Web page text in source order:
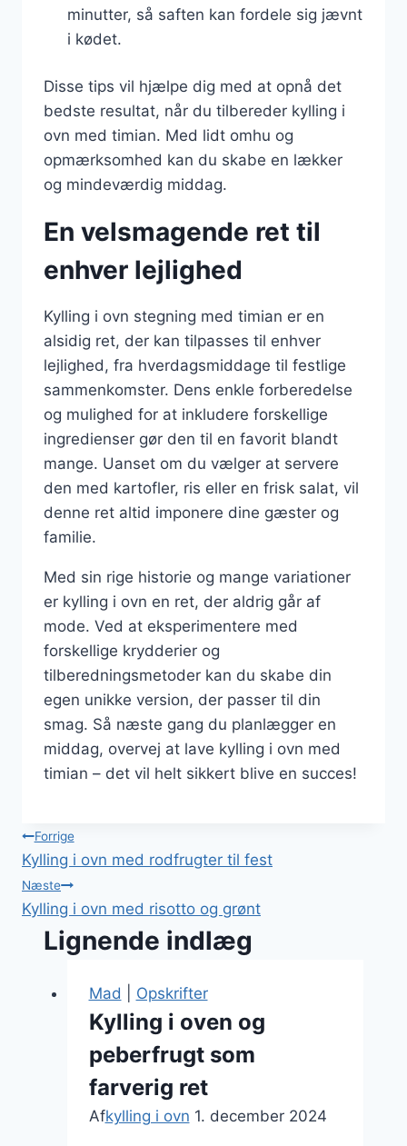
minutter, så saften kan fordele sig jævnt
i kødet.
Disse tips vil hjælpe dig med at opnå det
bedste resultat, når du tilbereder kylling i
ovn med timian. Med lidt omhu og
opmærksomhed kan du skabe en lækker
og mindeværdig middag.
En velsmagende ret til
enhver lejlighed
Kylling i ovn stegning med timian er en
alsidig ret, der kan tilpasses til enhver
lejlighed, fra hverdagsmiddage til festlige
sammenkomster. Dens enkle forberedelse
og mulighed for at inkludere forskellige
ingredienser gør den til en favorit blandt
mange. Uanset om du vælger at servere
den med kartofler, ris eller en frisk salat, vil
denne ret altid imponere dine gæster og
familie.
Med sin rige historie og mange variationer
er kylling i ovn en ret, der aldrig går af
mode. Ved at eksperimentere med
forskellige krydderier og
tilberedningsmetoder kan du skabe din
egen unikke version, der passer til din
smag. Så næste gang du planlægger en
middag, overvej at lave kylling i ovn med
timian – det vil helt sikkert blive en succes!
Indlægsnavigation
Forrige
Kylling i ovn med rodfrugter til fest
Næste
Kylling i ovn med risotto og grønt
Lignende indlæg
Mad Opskrifter
Kylling i oven og
peberfrugt som
farverig ret
Afkylling i ovn 1. december 2024